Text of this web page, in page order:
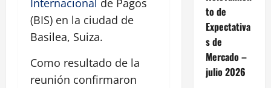
Internacional de Pagos
(BIS) en la ciudad de
Basilea, Suiza.
Como resultado de la
reunión confirmaron
to de
Expectativa
s de
Mercado –
julio 2026